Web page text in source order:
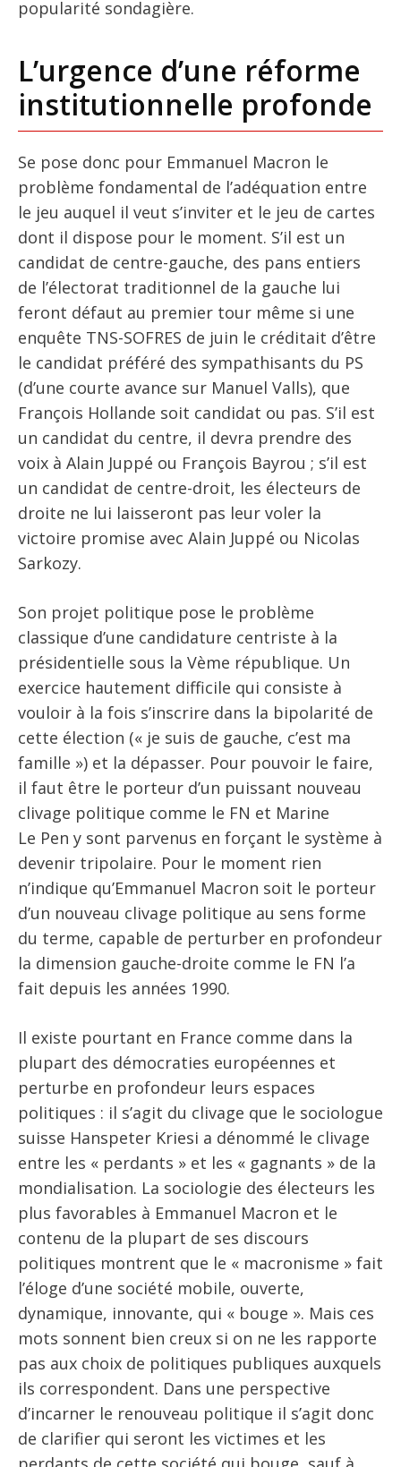
popularité sondagière.
L’urgence d’une réforme
institutionnelle profonde
Se pose donc pour Emmanuel Macron le
problème fondamental de l’adéquation entre
le jeu auquel il veut s’inviter et le jeu de cartes
dont il dispose pour le moment. S’il est un
candidat de centre-gauche, des pans entiers
de l’électorat traditionnel de la gauche lui
feront défaut au premier tour même si une
enquête TNS-SOFRES de juin le créditait d’être
le candidat préféré des sympathisants du PS
(d’une courte avance sur Manuel Valls), que
François Hollande soit candidat ou pas. S’il est
un candidat du centre, il devra prendre des
voix à Alain Juppé ou François Bayrou ; s’il est
un candidat de centre-droit, les électeurs de
droite ne lui laisseront pas leur voler la
victoire promise avec Alain Juppé ou Nicolas
Sarkozy.
Son projet politique pose le problème
classique d’une candidature centriste à la
présidentielle sous la Vème république. Un
exercice hautement difficile qui consiste à
vouloir à la fois s’inscrire dans la bipolarité de
cette élection (« je suis de gauche, c’est ma
famille ») et la dépasser. Pour pouvoir le faire,
il faut être le porteur d’un puissant nouveau
clivage politique comme le FN et Marine
Le Pen y sont parvenus en forçant le système à
devenir tripolaire. Pour le moment rien
n’indique qu’Emmanuel Macron soit le porteur
d’un nouveau clivage politique au sens forme
du terme, capable de perturber en profondeur
la dimension gauche-droite comme le FN l’a
fait depuis les années 1990.
Il existe pourtant en France comme dans la
plupart des démocraties européennes et
perturbe en profondeur leurs espaces
politiques : il s’agit du clivage que le sociologue
suisse Hanspeter Kriesi a dénommé le clivage
entre les « perdants » et les « gagnants » de la
mondialisation. La sociologie des électeurs les
plus favorables à Emmanuel Macron et le
contenu de la plupart de ses discours
politiques montrent que le « macronisme » fait
l’éloge d’une société mobile, ouverte,
dynamique, innovante, qui « bouge ». Mais ces
mots sonnent bien creux si on ne les rapporte
pas aux choix de politiques publiques auxquels
ils correspondent. Dans une perspective
d’incarner le renouveau politique il s’agit donc
de clarifier qui seront les victimes et les